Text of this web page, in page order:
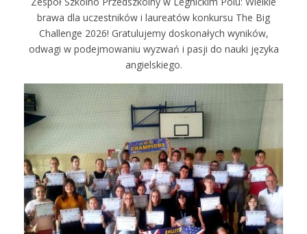
brawa dla uczestników i laureatów konkursu The Big
Challenge 2026! Gratulujemy doskonałych wyników,
odwagi w podejmowaniu wyzwań i pasji do nauki języka
angielskiego.